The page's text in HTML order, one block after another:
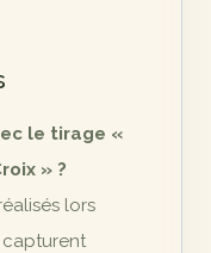
le tirage «
» ?
lors
capturent